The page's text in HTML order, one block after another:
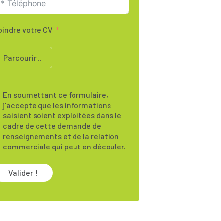
votre CV
Parcourir...
En soumettant ce formulaire,
j'accepte que les informations
saisient soient exploitées dans le
cadre de cette demande de
renseignements et de la relation
commerciale qui peut en découler.
Valider !